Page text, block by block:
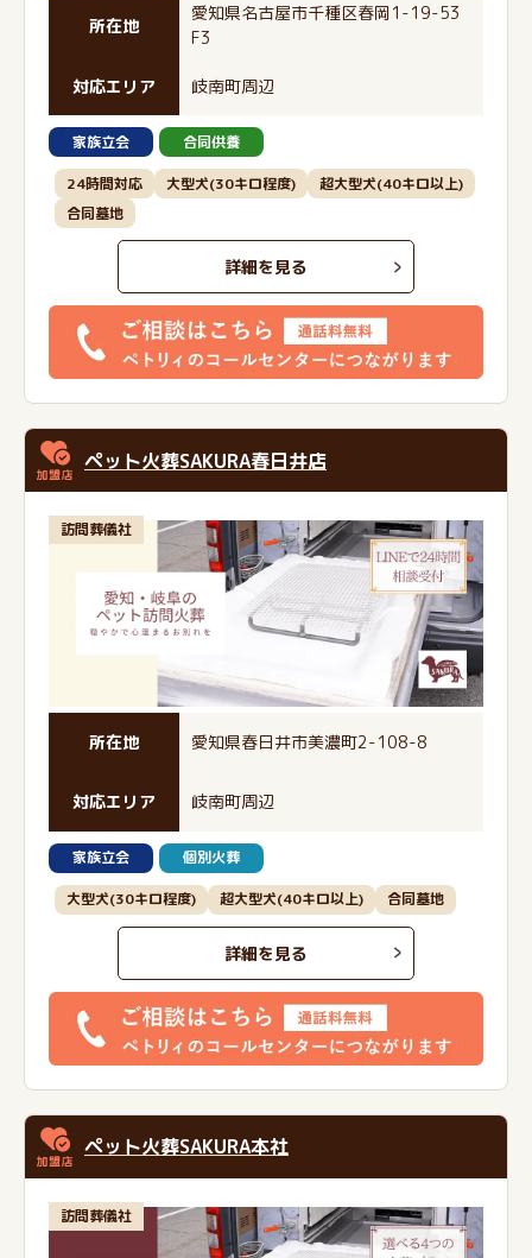
所在地
愛知県名古屋市千種区春岡1-19-53
F3
対応エリア 岐南町周辺
家族立会 合同供養
24時間対応 大型犬(30キロ程度)
超大型犬(40キロ以上)
合同墓地
詳細を見る
ペット火葬SAKURA春日井店
訪問葬儀社
所在地 愛知県春日井市美濃町2-108-8
対応エリア 岐南町周辺
家族立会 個別火葬
大型犬(30キロ程度) 超大型犬(40キロ以上) 合同墓地
詳細を見る
ペット火葬SAKURA本社
訪問葬儀社